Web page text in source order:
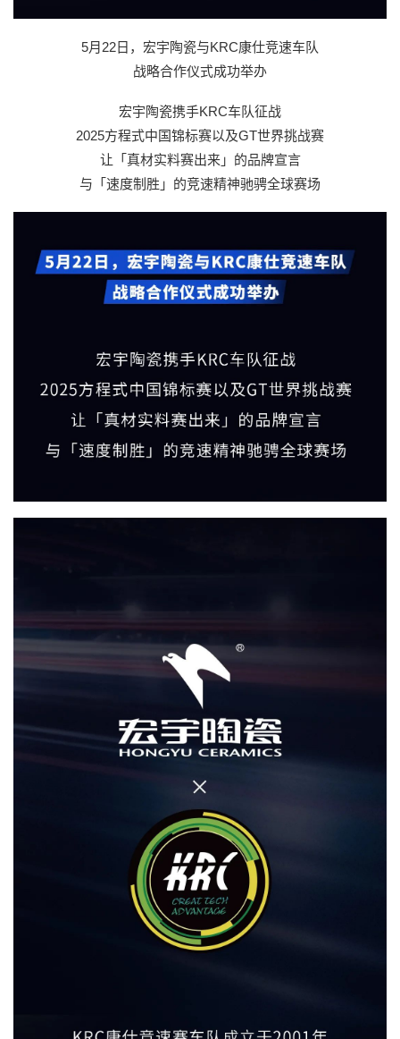
5月22日，宏宇陶瓷与KRC康仕竞速车队
战略合作仪式成功举办
宏宇陶瓷携手KRC车队征战
2025方程式中国锦标赛以及GT世界挑战赛
让「真材实料赛出来」的品牌宣言
与「速度制胜」的竞速精神驰骋全球赛场